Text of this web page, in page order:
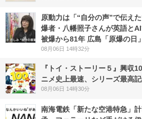
原動力は「“自分の声”で伝え
爆者・八幡照子さんが英語と
被爆から81年 広島「原爆の日」
08月06日 14時32分
『トイ・ストーリー５』興
ニメ史上最速、シリーズ最高
08月06日 14時30分
南海電鉄「新たな空港特急」